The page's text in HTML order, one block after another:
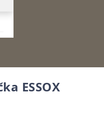
ESSOX